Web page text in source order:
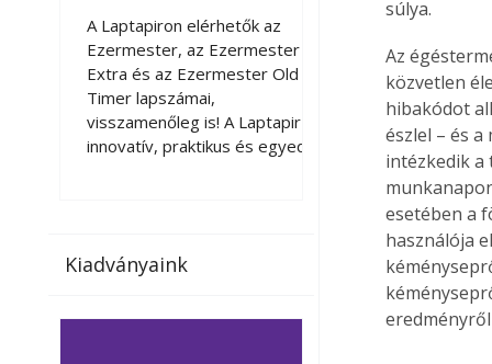
Ezermester Extra
A Laptapiron elérhetők az
Ezermester, az Ezermester
Extra és az Ezermester Old
Timer lapszámai,
visszamenőleg is! A Laptapir új,
innovatív, praktikus és egyedi
az otthonában, útközben vagy
elérhetők lapszámaink. Bárhol,
A Laptapiron
Ezermester, az
Extra és az
Timer lapszámai,
visszamenőleg is! A
innovatív, praktikus
megoldás a
magazinok digitális
számítógépen,
vagy táblagépen.
az otthonában,
nyaralás, pihenés
elérhetők
Kiadványaink
súlya.
Az
közvetlen
hibakódot
észlel – és
intézkedik a
esetében a
használója